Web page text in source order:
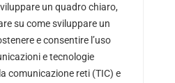
un quadro chiaro,
su come sviluppare un
e consentire l’uso
e tecnologie
comunicazione reti (TIC) e